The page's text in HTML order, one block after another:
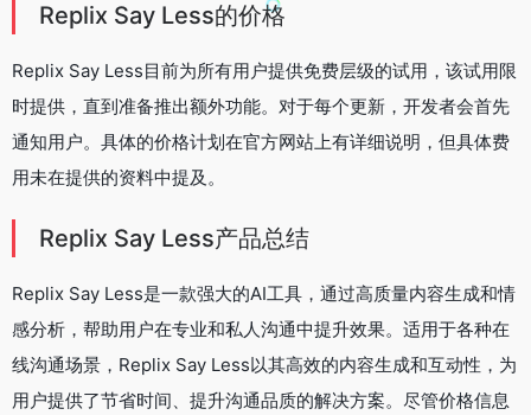
Replix Say Less的价格
Replix Say Less目前为所有用户提供免费层级的试用，该试用限
时提供，直到准备推出额外功能。对于每个更新，开发者会首先
通知用户。具体的价格计划在官方网站上有详细说明，但具体费
用未在提供的资料中提及。
Replix Say Less产品总结
Replix Say Less是一款强大的AI工具，通过高质量内容生成和情
感分析，帮助用户在专业和私人沟通中提升效果。适用于各种在
线沟通场景，Replix Say Less以其高效的内容生成和互动性，为
用户提供了节省时间、提升沟通品质的解决方案。尽管价格信息